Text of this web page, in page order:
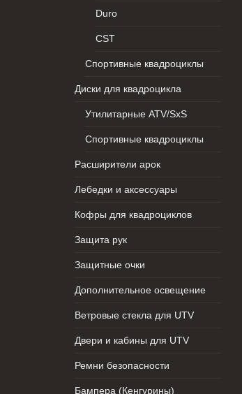
Duro
CST
Спортивные квадроциклы
Диски для квадроцикла
Утилитарные ATV/SxS
Спортивные квадроциклы
Расширители арок
Лебедки и аксессуары
Кофры для квадроциклов
Защита рук
Защитные очки
Дополнительное освещение
Ветровые стекла для UTV
Двери и кабины для UTV
Ремни безопасности
Бампера (Кенгурины)